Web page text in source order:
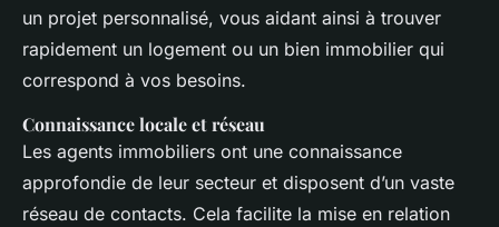
un projet personnalisé, vous aidant ainsi à trouver
rapidement un logement ou un bien immobilier qui
correspond à vos besoins.
Connaissance locale et réseau
Les agents immobiliers ont une connaissance
approfondie de leur secteur et disposent d’un vaste
réseau de contacts. Cela facilite la mise en relation